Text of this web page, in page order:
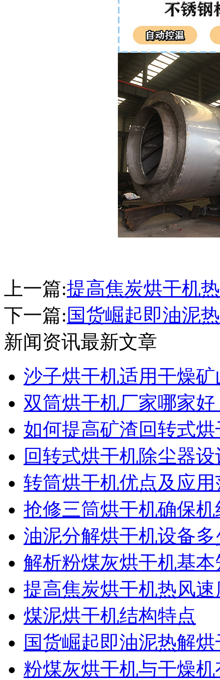
上一篇:提高焦炭烘干机
下一篇:国货崛起即油泥
新闻资讯最新文章
沙子烘干机适用干燥
双筒烘干机厂家哪家好
如何提高矿渣回转式
回转式烘干机除尘器
转筒烘干机优点及应用
抢修三筒烘干机确保
油泥分解烘干机设备
解析粉煤灰烘干机基本
提高焦炭烘干机热风
煤泥烘干机结构特点
国货崛起即油泥热解
粉煤灰烘干机与干燥